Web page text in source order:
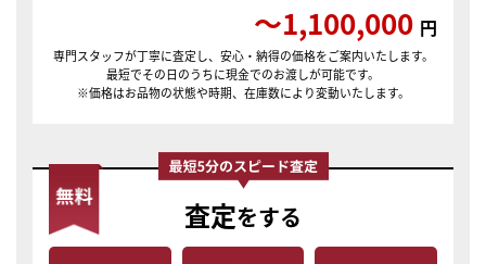
〜1,100,000 円
専門スタッフが丁寧に査定し、安心・納得の価格をご案内いたします。
最短でその日のうちに現金でのお渡しが可能です。
※価格はお品物の状態や時期、在庫数により変動いたします。
査定をする